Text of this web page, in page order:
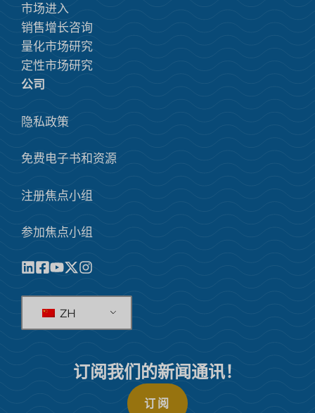
市场进入
销售增长咨询
量化市场研究
定性市场研究
公司
隐私政策
免费电子书和资源
注册焦点小组
参加焦点小组
ZH
订阅我们的新闻通讯！
订阅